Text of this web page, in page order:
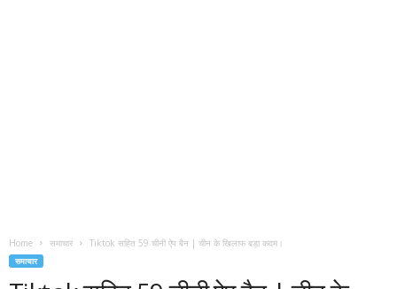
Home समाचार Tiktok सहित 59 चीनी ऐप बैन | चीन के खिलाफ बड़ा कदम।
समाचार